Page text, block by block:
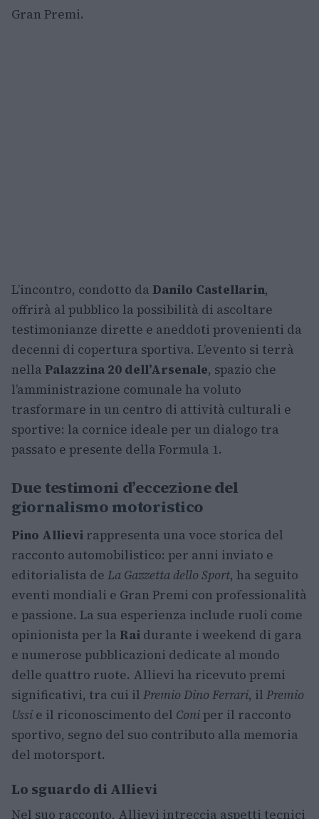
Gran Premi.
L’incontro, condotto da Danilo Castellarin,
offrirà al pubblico la possibilità di ascoltare
testimonianze dirette e aneddoti provenienti da
decenni di copertura sportiva. L’evento si terrà
nella Palazzina 20 dell’Arsenale, spazio che
l’amministrazione comunale ha voluto
trasformare in un centro di attività culturali e
sportive: la cornice ideale per un dialogo tra
passato e presente della Formula 1.
Due testimoni d’eccezione del
giornalismo motoristico
Pino Allievi rappresenta una voce storica del
racconto automobilistico: per anni inviato e
editorialista de La Gazzetta dello Sport, ha seguito
eventi mondiali e Gran Premi con professionalità
e passione. La sua esperienza include ruoli come
opinionista per la Rai durante i weekend di gara
e numerose pubblicazioni dedicate al mondo
delle quattro ruote. Allievi ha ricevuto premi
significativi, tra cui il Premio Dino Ferrari, il Premio
Ussi e il riconoscimento del Coniper il racconto
sportivo, segno del suo contributo alla memoria
del motorsport.
Lo sguardo di Allievi
Nel suo racconto, Allievi intreccia aspetti tecnici